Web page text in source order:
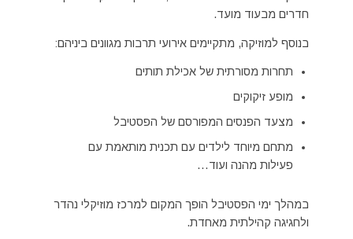
חדרים מבעוד מועד.
בנוסף למוזיקה, מתקיימים אירועי תרבות מגוונים ביניהם:
תחרות מסורתית של אכילת תותים
מופע זיקוקים
מצעד הפנסים המפורסם של הפסטיבל
מתחם מיוחד לילדים עם תכנית מותאמת עם
פעילות מהנה ועוד…
במהלך ימי הפסטיבל הופך המקום למרכז מוזיקלי נהדר
ולחגיגה קהילתית מאחדת.